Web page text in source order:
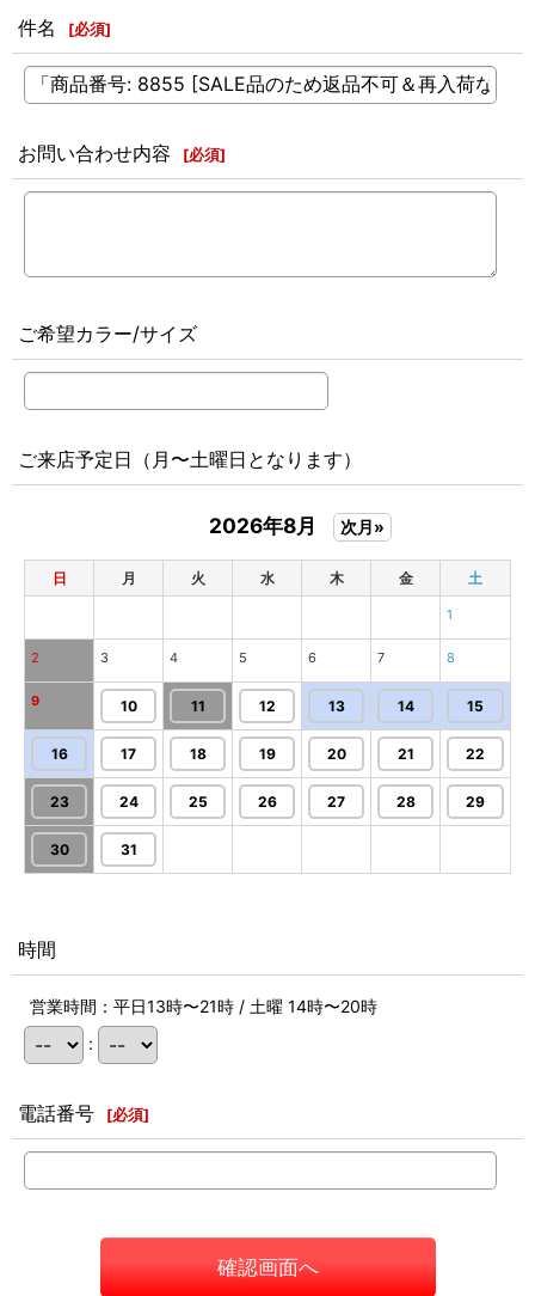
件名 [必須]
お問い合わせ内容 [必須]
ご希望カラー/サイズ
ご来店予定日（月〜土曜日となります）
2026年8月 次月»
日 月 火 水 木 金 土
1
2 3 4 5 6 7 8
9 10 11 12 13 14 15
16 17 18 19 20 21 22
23 24 25 26 27 28 29
30 31
時間
営業時間：平日13時〜21時 / 土曜 14時〜20時
:
電話番号 [必須]
確認画面へ